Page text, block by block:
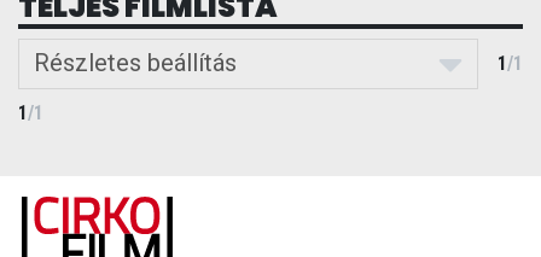
Részletes beállítás 1/1
1/1